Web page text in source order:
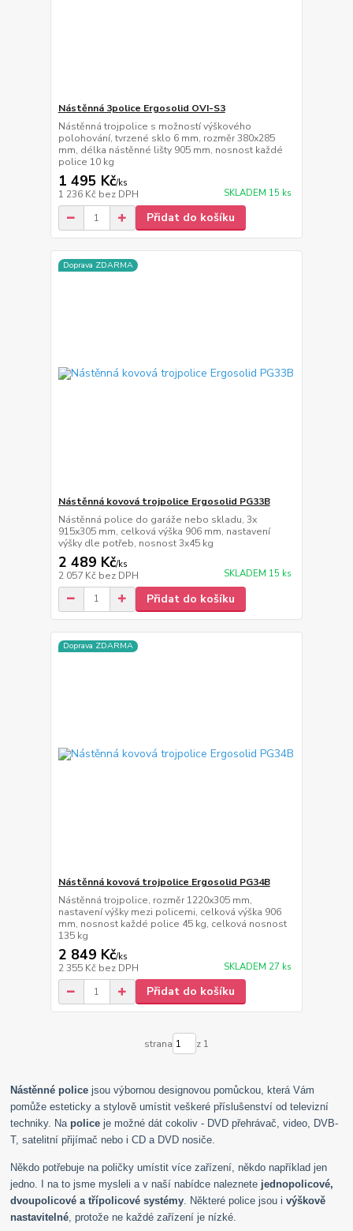
Nástěnná 3police Ergosolid OVI-S3
Nástěnná trojpolice s možností výškového
polohování, tvrzené sklo 6 mm, rozměr 380x285
mm, délka nástěnné lišty 905 mm, nosnost každé
police 10 kg
1 495 Kč/ks
1 236 Kč bez DPH SKLADEM 15 ks
Přidat do košíku
Doprava ZDARMA
Nástěnná kovová trojpolice Ergosolid PG33B
Nástěnná police do garáže nebo skladu, 3x
915x305 mm, celková výška 906 mm, nastavení
výšky dle potřeb, nosnost 3x45 kg
2 489 Kč/ks
2 057 Kč bez DPH SKLADEM 15 ks
Přidat do košíku
Doprava ZDARMA
Nástěnná kovová trojpolice Ergosolid PG34B
Nástěnná trojpolice, rozměr 1220x305 mm,
nastavení výšky mezi policemi, celková výška 906
mm, nosnost každé police 45 kg, celková nosnost
135 kg
2 849 Kč/ks
2 355 Kč bez DPH SKLADEM 27 ks
Přidat do košíku
strana z 1
Nástěnné police jsou výbornou designovou pomůckou, která Vám
pomůže esteticky a stylově umístit veškeré příslušenství od televizní
techniky. Na police je možné dát cokoliv - DVD přehrávač, video, DVB-
T, satelitní přijímač nebo i CD a DVD nosiče.
Někdo potřebuje na poličky umístit více zařízení, někdo například jen
jedno. I na to jsme mysleli a v naší nabídce naleznete jednopolicové,
dvoupolicové a třípolicové systémy. Některé police jsou ivýškově
nastavitelné, protože ne každé zařízení je nízké.